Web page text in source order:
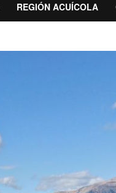
REGIÓN ACUÍCOLA